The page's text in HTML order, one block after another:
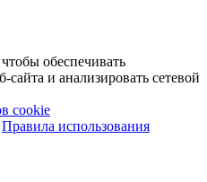
обеспечивать
и анализировать сетевой
cookie
Правила использования